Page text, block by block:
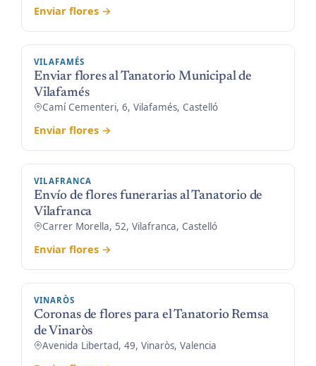
Enviar flores →
VILAFAMÉS
Enviar flores al Tanatorio Municipal de
Vilafamés
Camí Cementeri, 6, Vilafamés, Castelló
Enviar flores →
VILAFRANCA
Envío de flores funerarias al Tanatorio de
Vilafranca
Carrer Morella, 52, Vilafranca, Castelló
Enviar flores →
VINARÒS
Coronas de flores para el Tanatorio Remsa
de Vinaròs
Avenida Libertad, 49, Vinaròs, Valencia